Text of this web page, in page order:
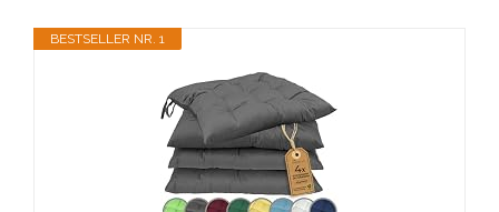
BESTSELLER NR. 1